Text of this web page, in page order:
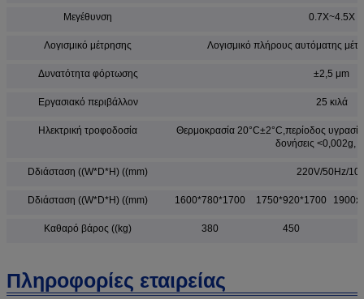
Μεγέθυνση 0.7X~4.5X
Λογισμικό μέτρησης Λογισμικό πλήρους αυτόματης
Δυνατότητα φόρτωσης ±2,5 μm
Εργασιακό περιβάλλον 25 κιλά
Ηλεκτρική τροφοδοσία
Θερμοκρασία 20°C±2°C,περίοδος
δονήσεις <0,002g,
Dδιάσταση ((W*D*H) ((mm) 220V/50Hz/
Dδιάσταση ((W*D*H) ((mm) 1600*780*1700 1750*920*1700
Καθαρό βάρος ((kg) 380 450
Πληροφορίες εταιρείας